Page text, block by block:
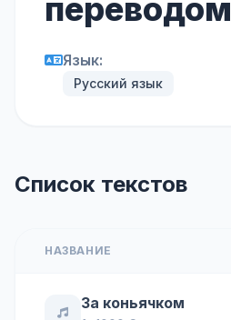
переводом
Язык:
Русский язык
Список текстов
НАЗВАНИЕ
За коньячком